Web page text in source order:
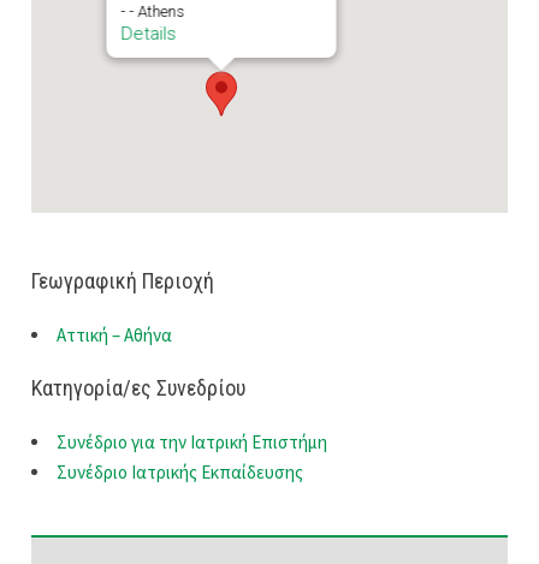
- - Athens
Details
Γεωγραφική Περιοχή
Αττική – Αθήνα
Κατηγορία/ες Συνεδρίου
Συνέδριο για την Ιατρική Επιστήμη
Συνέδριο Ιατρικής Εκπαίδευσης